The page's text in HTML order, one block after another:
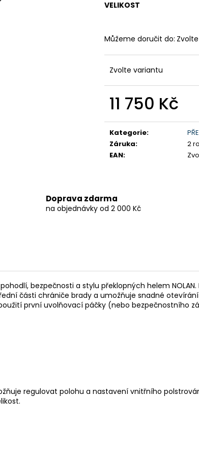
VELIKOST
Můžeme doručit do:
Zvolte variantu
11 750 Kč
cena:
Kategorie:
Záruka:
2
EAN:
Doprava zdarma
na objednávky od 2 000 Kč
bezpečnosti a stylu překlopných helem
části chrániče brady a umožňuje snadné
první uvolňovací páčky (nebo bezpečnostního
regulovat polohu a nastavení vnitřního
Kč